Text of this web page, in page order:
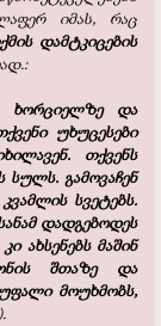
იმას, რაც
დამტკიცების
ხორციელზე და
უხუცესები
თქვენს
სულს. გამოვაჩენ
სვეტებს.
დადგებოდეს
ახსენებს მაშინ
შთაზე და
მოუხმობს,